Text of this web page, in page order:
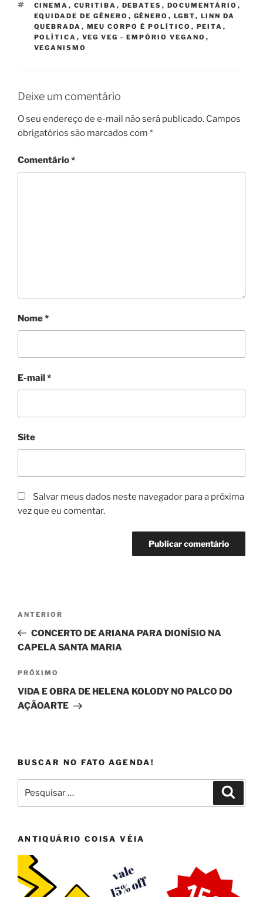
TAGS
CINEMA , CURITIBA , DEBATES , DOCUMENTÁRIO ,
EQUIDADE DE GÊNERO , GÊNERO , LGBT, LINN DA
QUEBRADA , MEU CORPO É POLÍTICO , PEITA ,
POLÍTICA , VEG VEG - EMPÓRIO VEGANO ,
VEGANISMO
Deixe um comentário
O seu endereço de e-mail não será publicado. Campos
obrigatórios são marcados com *
Comentário*
Nome*
E-mail*
Site
Salvar meus dados neste navegador para a próxima
vez que eu comentar.
Post
Post
anterior
ANTERIOR
CONCERTO DE ARIANA PARA DIONÍSIO NA
CAPELA SANTA MARIA
Próximo
post
PRÓXIMO
VIDA E OBRA DE HELENA KOLODY NO PALCO DO
AÇÃOARTE
BUSCAR NO FATO AGENDA!
por:
ANTIQUÁRIO COISA VÉIA